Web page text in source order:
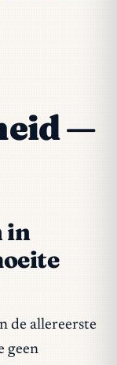
—
in
de allereerste
geen